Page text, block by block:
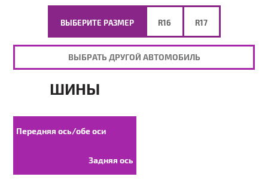
ВЫБЕРИТЕ РАЗМЕР R16 R17
ВЫБРАТЬ ДРУГОЙ АВТОМОБИЛЬ
ШИНЫ
Передняя ось/обе оси
Задняя ось